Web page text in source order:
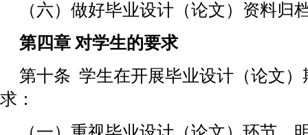
（六）做好毕业设计（论文）资料归
第四章 对学生的要求
第十条 学生在开展毕业设计（论文
求：